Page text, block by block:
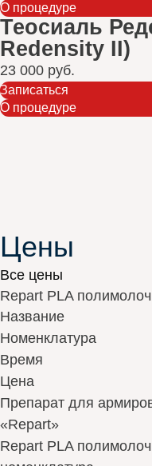
О процедуре
Теосиаль
Redensity II)
23 000 руб.
Записаться
О процедуре
Цены
Все цены
Repart PLA
Название
Номенклатура
Время
Цена
Препарат для
«Repart»
Repart PLA